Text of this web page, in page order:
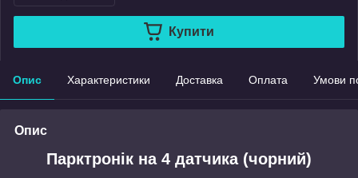
Купити
Опис Характеристики Доставка Оплата Умови
Опис
Парктронік на 4 датчика (чорний)